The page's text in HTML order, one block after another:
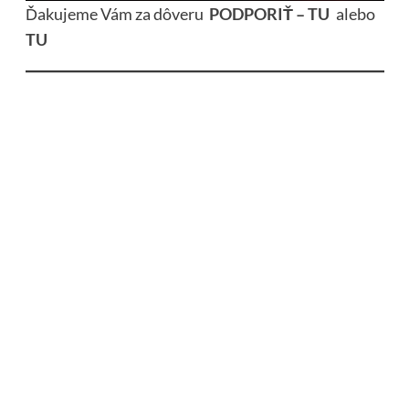
Ďakujeme Vám za dôveru PODPORIŤ – TU alebo
TU